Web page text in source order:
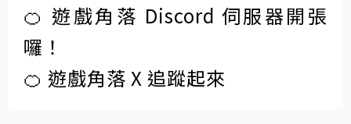
🍊 遊戲角落 Discord 伺服器開張
囉！
🍊 遊戲角落 X 追蹤起來